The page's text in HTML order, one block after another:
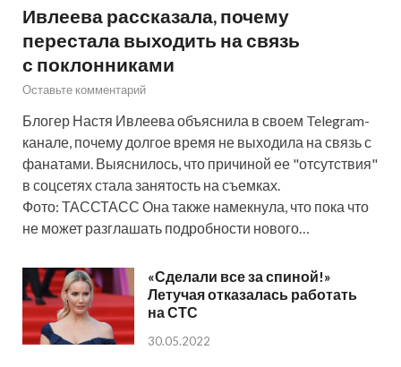
Ивлеева рассказала, почему
перестала выходить на связь
с поклонниками
Оставьте комментарий
Блогер Настя Ивлеева объяснила в своем Telegram-
канале, почему долгое время не выходила на связь с
фанатами. Выяснилось, что причиной ее "отсутствия"
в соцсетях стала занятость на съемках.
Фото: ТАССТАСС Она также намекнула, что пока что
не может разглашать подробности нового…
«Сделали все за спиной!»
Летучая отказалась работать
на СТС
30.05.2022